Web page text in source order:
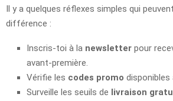
Il y a quelques réflexes simples qui
différence :
Inscris-toi à la newsletter pour
avant-première.
Vérifie les codes promo disponibles
Surveille les seuils de livraison